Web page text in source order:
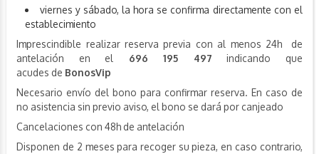
viernes y sábado, la hora se confirma directamente con el
establecimiento
Imprescindible realizar reserva previa con al menos 24h de
antelación en el 696 195 497 indicando que
acudes de BonosVip
Necesario envío del bono para confirmar reserva. En caso de
no asistencia sin previo aviso, el bono se dará por canjeado
Cancelaciones con 48h de antelación
Disponen de 2 meses para recoger su pieza, en caso contrario,